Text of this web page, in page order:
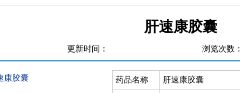
肝速康胶囊
更新时间： 浏览次数：
药品名称 肝速康胶囊